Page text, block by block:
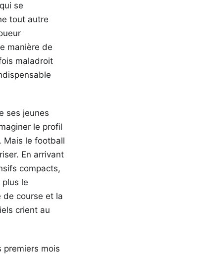
se
tout autre
manière de
maladroit
ses jeunes
le profil
Mais le football
En arrivant
compacts,
le
de course et la
crient au
premiers mois